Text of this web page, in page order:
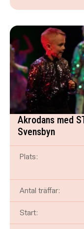
Akrodans med
Svensbyn
Plats:
Antal träffar:
Start: